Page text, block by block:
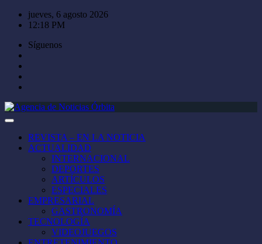
Saltar
jueves, 6 agosto 2026
12:18 PM
Síguenos
REVISTA – EN LA NOTICIA
ACTUALIDAD
INTERNACIONAL
DEPORTES
ARTÍCULOS
ESPECIALES
EMPRESARIAL
GASTRONOMÍA
TECNOLOGÍA
VIDEOJUEGOS